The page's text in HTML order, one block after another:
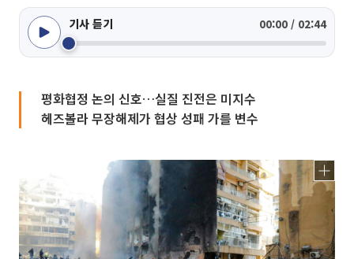
기사 듣기 00:00 / 02:44
평화협정 논의 신호…실질 진전은 미지수
헤즈볼라 무장해제가 협상 성패 가를 변수